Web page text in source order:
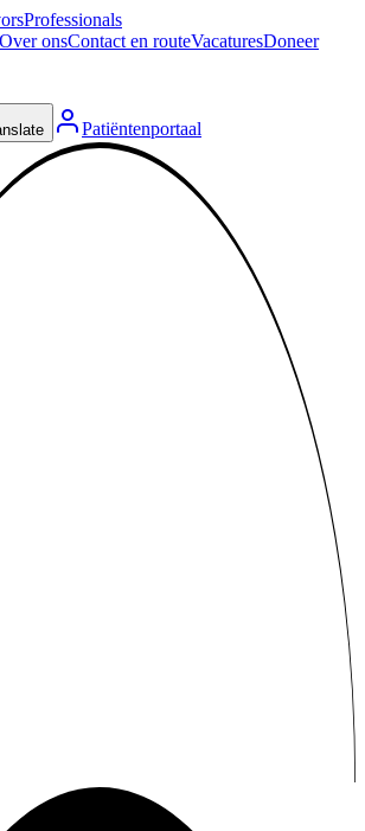
Professionals
Over onsContact en routeVacaturesDoneer
Patiëntenportaal